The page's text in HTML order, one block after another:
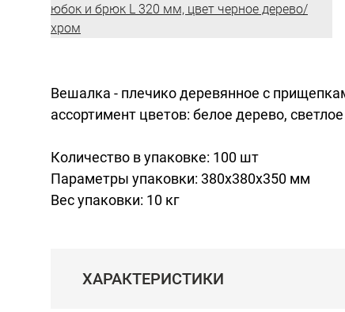
Вешалка - плечико деревянное с
ассортимент цветов: белое дерево,
Количество в упаковке: 100 шт
Параметры упаковки: 380х380х350 мм
Вес упаковки: 10 кг
ХАРАКТЕРИСТИКИ